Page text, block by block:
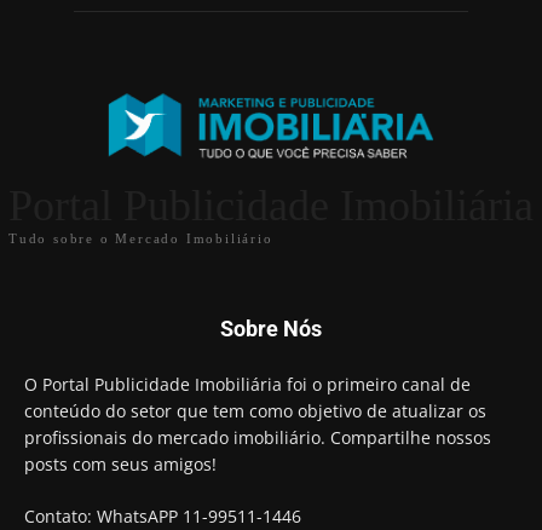
Tudo sobre o Mercado Imobiliário
Sobre Nós
O Portal Publicidade Imobiliária foi o primeiro canal de
conteúdo do setor que tem como objetivo de atualizar os
profissionais do mercado imobiliário. Compartilhe nossos
posts com seus amigos!
Contato: WhatsAPP 11-99511-1446